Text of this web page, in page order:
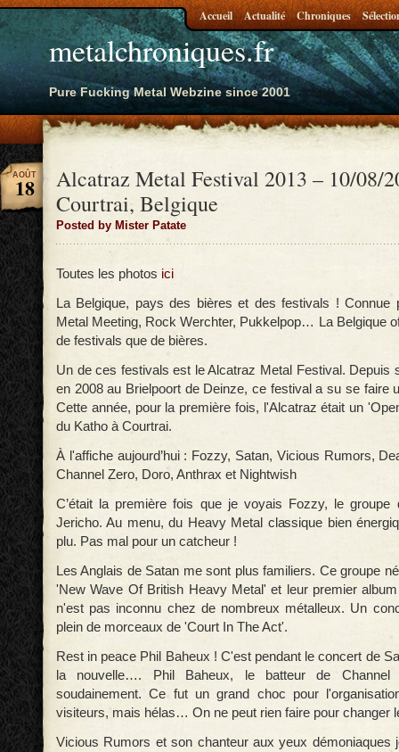
metalchroniques.fr
Pure Fucking Metal Webzine since 2001
Accueil Actualité Chroniques
Alcatraz Metal Festival 2013 – 10/08/
Courtrai, Belgique
Posted by Mister Patate
AOÛT
18
Toutes les photos ici
La Belgique, pays des bières et des festivals ! Connue
Metal Meeting, Rock Werchter, Pukkelpop… La Belgique
de festivals que de bières.
Un de ces festivals est le Alcatraz Metal Festival. Depuis
en 2008 au Brielpoort de Deinze, ce festival a su se faire
Cette année, pour la première fois, l'Alcatraz était un
du Katho à Courtrai.
À l'affiche aujourd’hui : Fozzy, Satan, Vicious Rumors,
Channel Zero, Doro, Anthrax et Nightwish
C’était la première fois que je voyais Fozzy, le groupe
Jericho. Au menu, du Heavy Metal classique bien
plu. Pas mal pour un catcheur !
Les Anglais de Satan me sont plus familiers. Ce groupe
'New Wave Of British Heavy Metal' et leur premier
n'est pas inconnu chez de nombreux métalleux. Un
plein de morceaux de 'Court In The Act'.
Rest in peace Phil Baheux ! C'est pendant le concert de
la nouvelle…. Phil Baheux, le batteur de Channel
soudainement. Ce fut un grand choc pour
visiteurs, mais hélas… On ne peut rien faire pour changer
Vicious Rumors et son chanteur aux yeux démoniaques